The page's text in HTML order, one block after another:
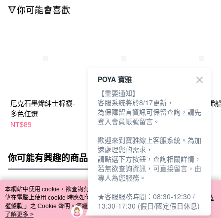
🔻你可能會喜歡
尼克石墨烯紳士棉襪-
多色任選
NT$89
尼克加大石墨烯毛巾底
船襪-多色任選
NT$69
尼克加大石墨烯
多色任選
你可能有興趣的商品 全站排行
熱門標籤
本網站中使用 cookie，欲查詢有關本網站使用 cookie 方式之詳情，及若您不希
望在電腦上使用 cookie 時應如何變更電腦的 cookie 設定，請參閱本網站「
隱私
權條款 」之 Cookie 聲明。您繼續使用本網站即表示您同意本公司得按本網站使
用條款之 Cookie 聲明使用 cookie。
了解更多 >
POYA 寶雅
【重要通知】
客服系統將於8/17更新，
為保障留言資訊可保留查詢，請先
登入會員帳號留言。
歡迎來到寶雅線上客服系統。為加
速處理您的需求，
請點選下方按鈕，查詢相關詳情，
若無欲查詢資訊，可直接留言，由
專人為您服務。
★客服服務時間：08:30-12:30 /
13:30-17:30 (假日/國定假日休息)